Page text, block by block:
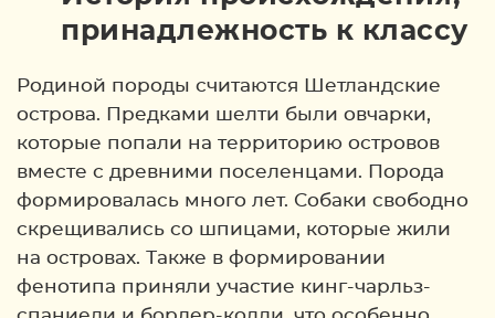
принадлежность к классу
Родиной породы считаются Шетландские
острова. Предками шелти были овчарки,
которые попали на территорию островов
вместе с древними поселенцами. Порода
формировалась много лет. Собаки свободно
скрещивались со шпицами, которые жили
на островах. Также в формировании
фенотипа приняли участие кинг-чарльз-